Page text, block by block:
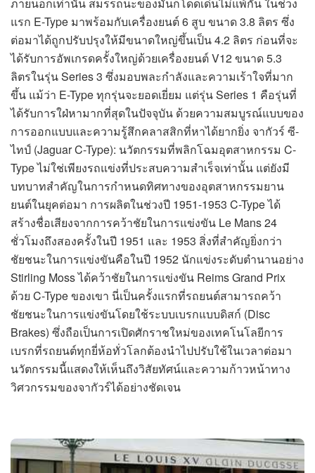
แรก E-Type มาพร้อมกับเครื่องยนต์ 6 สูบ ขนาด 3.8 ลิตร ซึ่ง
ต่อมาได้ถูกปรับปรุงให้มีขนาดใหญ่ขึ้นเป็น 4.2 ลิตร ก่อนที่จะ
ได้รับการอัพเกรดครั้งใหญ่ด้วยเครื่องยนต์ V12 ขนาด 5.3
ลิตรในรุ่น Series 3 ซึ่งมอบพละกำลังและความเร้าใจที่มาก
ขึ้น แม้ว่า E-Type ทุกรุ่นจะยอดเยี่ยม แต่รุ่น Series 1 คือรุ่นที่
ได้รับการใฝ่หามากที่สุดในปัจจุบัน ด้วยความสมบูรณ์แบบของ
การออกแบบและความรู้สึกคลาสสิกที่หาได้ยากยิ่ง จากัวร์ ซี-
ไทป์ (Jaguar C-Type): นวัตกรรมที่พลิกโฉมอุตสาหกรรม C-
Type ไม่ใช่เพียงรถแข่งที่ประสบความสำเร็จเท่านั้น แต่ยังมี
บทบาทสำคัญในการกำหนดทิศทางของอุตสาหกรรมยาน
ยนต์ในยุคต่อมา การผลิตในช่วงปี 1951-1953 C-Type ได้
สร้างชื่อเสียงจากการคว้าชัยในการแข่งขัน Le Mans 24
ชั่วโมงถึงสองครั้งในปี 1951 และ 1953 สิ่งที่สำคัญยิ่งกว่า
ชัยชนะในการแข่งขันคือในปี 1952 นักแข่งระดับตำนานอย่าง
Stirling Moss ได้คว้าชัยในการแข่งขัน Reims Grand Prix
ด้วย C-Type ของเขา นี่เป็นครั้งแรกที่รถยนต์สามารถคว้า
ชัยชนะในการแข่งขันโดยใช้ระบบเบรกแบบดิสก์ (Disc
Brakes) ซึ่งถือเป็นการเปิดศักราชใหม่ของเทคโนโลยีการ
เบรกที่รถยนต์ทุกยี่ห้อทั่วโลกต้องนำไปปรับใช้ในเวลาต่อมา
นวัตกรรมนี้แสดงให้เห็นถึงวิสัยทัศน์และความก้าวหน้าทาง
วิศวกรรมของจากัวร์ได้อย่างชัดเจน